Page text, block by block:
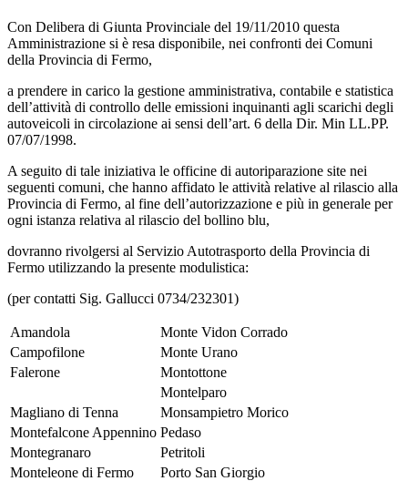
Con Delibera di Giunta Provinciale del 19/11/2010 questa
Amministrazione si è resa disponibile, nei confronti dei Comuni
della Provincia di Fermo,
a prendere in carico la gestione amministrativa, contabile e statistica
dell’attività di controllo delle emissioni inquinanti agli scarichi degli
autoveicoli in circolazione ai sensi dell’art. 6 della Dir. Min LL.PP.
07/07/1998.
A seguito di tale iniziativa le officine di autoriparazione site nei
seguenti comuni, che hanno affidato le attività relative al rilascio alla
Provincia di Fermo, al fine dell’autorizzazione e più in generale per
ogni istanza relativa al rilascio del bollino blu,
dovranno rivolgersi al Servizio Autotrasporto della Provincia di
Fermo utilizzando la presente modulistica:
(per contatti Sig. Gallucci 0734/232301)
Amandola
Monte Vidon Corrado
Campofilone
Monte Urano
Falerone
Montottone
Montelparo
Magliano di Tenna
Monsampietro Morico
Montefalcone Appennino Pedaso
Montegranaro
Petritoli
Monteleone di Fermo
Porto San Giorgio